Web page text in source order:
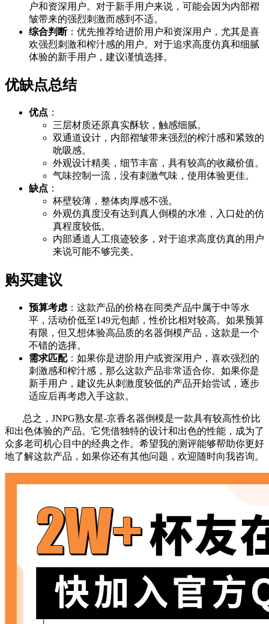
户和资深用户。对于新手用户来说，可能会因为内部褶
皱带来的强烈刺激而感到不适。
综合判断：优先推荐给进阶用户和资深用户，尤其是喜
欢强烈刺激和榨汁感的用户。对于追求高度仿真和细腻
体验的新手用户，建议谨慎选择。
优缺点总结
优点 ：
三层材质还原真实酥软，触感细腻。
双通道设计，内部褶皱带来强烈的榨汁感和紧致的
吮吸感。
外观设计精美，细节丰富，具有较高的收藏价值。
气味控制一流，没有刺激气味，使用体验更佳。
缺点 ：
杯壁较薄，整体肉厚感不强。
外观仿真度没有达到真人倒模的水准，入口处的仿
真程度较低。
内部通道人工痕迹较多，对于追求高度仿真的用户
来说可能不够完美。
购买建议
预算考虑 ：这款产品的价格在同类产品中属于中等水
平，活动价低至149元包邮，性价比相对较高。如果预算
有限，但又想体验高品质的名器倒模产品，这款是一个
不错的选择。
需求匹配：如果你是进阶用户或资深用户，喜欢强烈的
刺激感和榨汁感，那么这款产品非常适合你。如果你是
新手用户，建议先从刺激度较低的产品开始尝试，逐步
适应后再考虑入手这款。
总之，JNPG熟女星-京香名器倒模是一款具有较高性价比
和出色体验的产品。它凭借独特的设计和出色的性能，成为了
众多老司机心目中的经典之作。希望我的测评能够帮助你更好
地了解这款产品，如果你还有其他问题，欢迎随时向我咨询。